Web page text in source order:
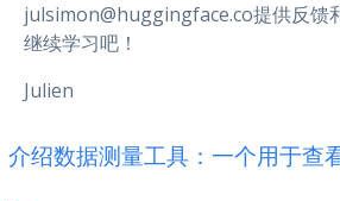
julsimon@huggingface.co提供反馈
继续学习吧！
Julien
介绍数据测量工具：一个用于查